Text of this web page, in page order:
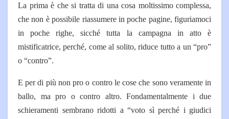
La prima è che si tratta di una cosa moltissimo complessa,
che non è possibile riassumere in poche pagine, figuriamoci
in poche righe, sicché tutta la campagna in atto è
mistificatrice, perché, come al solito, riduce tutto a un “pro”
o “contro”.
E per di più non pro o contro le cose che sono veramente in
ballo, ma pro o contro altro. Fondamentalmente i due
schieramenti sembrano ridotti a “voto sì perché i giudici